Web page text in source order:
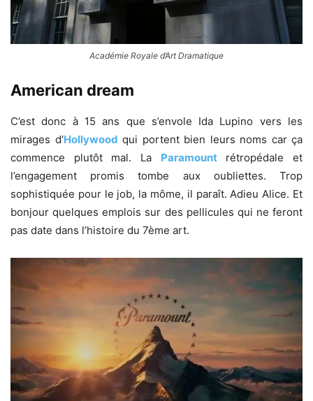
Académie Royale d’Art Dramatique
American dream
C’est donc à 15 ans que s’envole Ida Lupino vers les
mirages d’Hollywood qui portent bien leurs noms car ça
commence plutôt mal. La Paramountrétropédale et
l’engagement promis tombe aux oubliettes. Trop
sophistiquée pour le job, la môme, il paraît. Adieu Alice. Et
bonjour quelques emplois sur des pellicules qui ne feront
pas date dans l’histoire du 7ème art.